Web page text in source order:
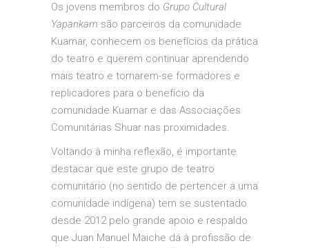
Os jovens membros do Grupo Cultural
Yapankam são parceiros da comunidade
Kuamar, conhecem os benefícios da prática
do teatro e querem continuar aprendendo
mais teatro e tornarem-se formadores e
replicadores para o benefício da
comunidade Kuamar e das Associações
Comunitárias Shuar nas proximidades.
Voltando à minha reflexão, é importante
destacar que este grupo de teatro
comunitário (no sentido de pertencer a uma
comunidade indígena) tem se sustentado
desde 2012 pelo grande apoio e respaldo
que Juan Manuel Maiche dá à profissão de